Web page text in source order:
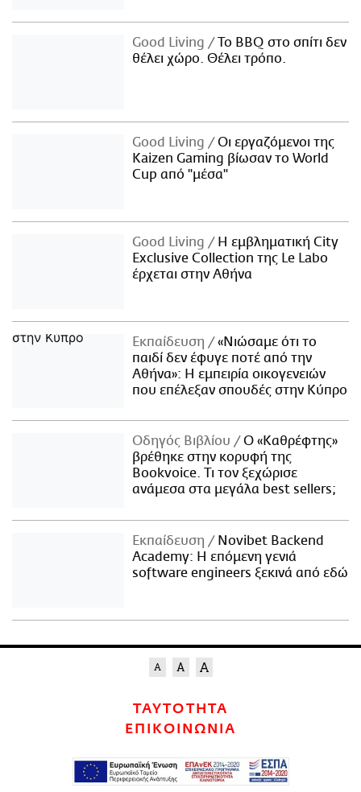
Good Living
Το BBQ στο σπίτι δεν
θέλει χώρο. Θέλει τρόπο.
Good Living
Οι εργαζόμενοι της
Kaizen Gaming βίωσαν το World
Cup από "μέσα"
Good Living
Η εμβληματική City
Exclusive Collection της Le Labo
έρχεται στην Αθήνα
Εκπαίδευση
«Νιώσαμε ότι το
παιδί δεν έφυγε ποτέ από την
Αθήνα»: Η εμπειρία οικογενειών
που επέλεξαν σπουδές στην Κύπρο
Οδηγός Βιβλίου
Ο «Καθρέφτης»
βρέθηκε στην κορυφή της
Bookvoice. Τι τον ξεχώρισε
ανάμεσα στα μεγάλα best sellers;
Εκπαίδευση
Novibet Backend
Academy: Η επόμενη γενιά
software engineers ξεκινά από εδώ
ΤΑΥΤΟΤΗΤΑ
ΕΠΙΚΟΙΝΩΝΙΑ